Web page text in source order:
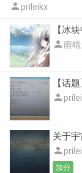
 prileikx
【冰
雨


加分